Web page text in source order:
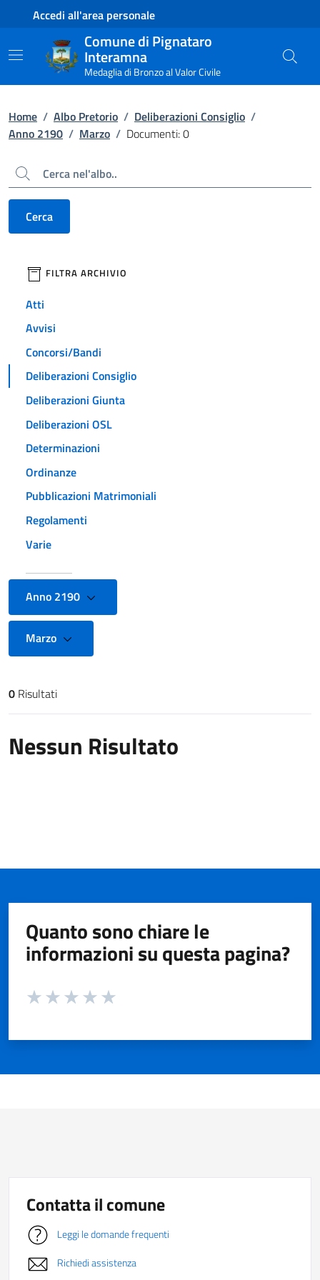
Contenuto principale
Piede di paginaAccedi all'area personale
Comune di Pignataro
Interamna
Medaglia di Bronzo al Valor Civile
Home / Albo Pretorio / Deliberazioni Consiglio /
Anno 2190 / Marzo / Documenti: 0
Cerca
Cerca
filtri da applicare
FILTRA ARCHIVIO
Atti
Avvisi
Concorsi/Bandi
Deliberazioni Consiglio
Deliberazioni Giunta
Deliberazioni OSL
Determinazioni
Ordinanze
Pubblicazioni Matrimoniali
Regolamenti
Varie
Anno 2190
Marzo
Risultati di ricerca
0 Risultati
Nessun Risultato
Quanto sono chiare le
informazioni su questa pagina?
Valuta da 1 a 5 stelle la pagina
Contatta il comune
Leggi le domande frequenti
Richiedi assistenza